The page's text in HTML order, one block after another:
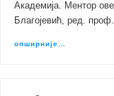
Академија. Ментор
Благојевић, ред.
опширније…